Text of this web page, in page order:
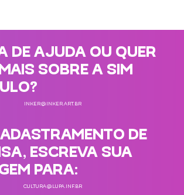
DE AJUDA OU QUER
SOBRE A SIM
INKER@INKER.ART.BR
DE
ESCREVA SUA
PARA:
CULTURA@LUPA.INF.BR